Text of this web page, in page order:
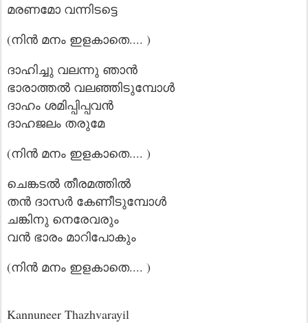
മരണമോ വന്നിടട്ടെ
(നിൻ മനം ഇളകാതെ.... )
ദാഹിച്ചു വലന്നു ഞാൻ
ഭാരാത്തൽ വലഞ്ഞിടുമ്പോൾ
ദാഹം ശമിപ്പിപ്പവൻ
ദാഹജലം തരുമേ
(നിൻ മനം ഇളകാതെ.... )
ചെങ്കടൽ തീരമത്തിൽ
തൻ ദാസർ കേണീടുമ്പോൾ
ചങ്കിനു നെരേവരും
വൻ ഭാരം മാറിപോകും
(നിൻ മനം ഇളകാതെ.... )
Kannuneer Thazhvarayil